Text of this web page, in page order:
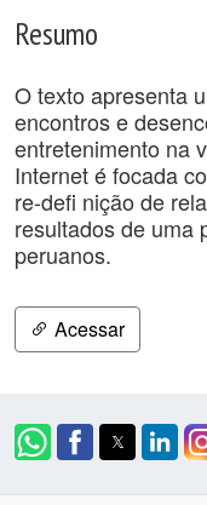
Resumo
O texto apresenta
encontros e
entretenimento na
Internet é focada
re-defi nição de
resultados de uma
peruanos.
Acessar